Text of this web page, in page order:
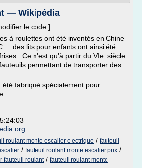
— Wikipédia
le code ]
à roulettes ont été inventés en Chine
: des lits pour enfants ont ainsi été
. Ce n'est qu'à partir du VIe siècle
permettant de transporter des
été fabriqué spécialement pour
roulant monte escalier electrique / fauteuil
/ fauteuil roulant monte escalier prix /
fauteuil roulant/ fauteuil roulant monte